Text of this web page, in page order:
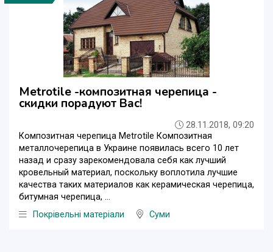
Metrotile -композитная черепица -
скидки порадуют Вас!
28.11.2018, 09:20
Композитная черепица Metrotile Композитная
металлочерепица в Украине появилась всего 10 лет
назад и сразу зарекомендовала себя как лучший
кровельный материал, поскольку воплотила лучшие
качества таких материалов как керамическая черепица,
битумная черепица, ...
Покрівельні матеріали
Суми